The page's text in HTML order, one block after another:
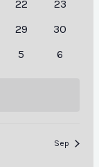
22
23
29
30
5 6
Sep